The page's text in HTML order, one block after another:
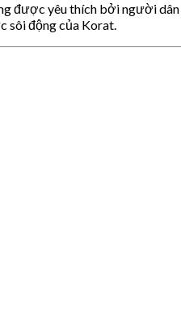
được yêu thích bởi người
sôi động của Korat.